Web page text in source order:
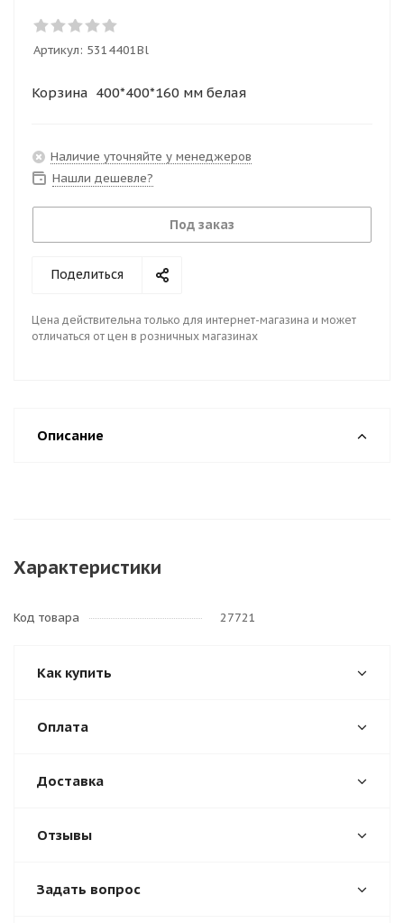
Артикул: 5314401Bl
Корзина 400*400*160 мм белая
Наличие уточняйте у менеджеров
Нашли дешевле?
Под заказ
Поделиться
Цена действительна только для интернет-магазина и может
отличаться от цен в розничных магазинах
Описание
Характеристики
Код товара 27721
Как купить
Оплата
Доставка
Отзывы
Задать вопрос